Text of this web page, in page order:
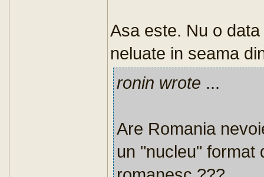
Asa este. Nu o
neluate in seama
ronin wrote ...
Are Romania
un "nucleu" format